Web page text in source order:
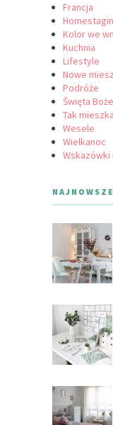
Francja
Kolor we
Kuchnia
Lifestyle
Nowe
Podróże
Święta
Tak
Wesele
Wielkanoc